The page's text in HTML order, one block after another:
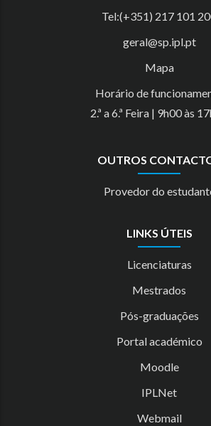
Tel:(+351) 217 101
geral@sp.ipl.pt
Mapa
Horário de
2.ª a 6.ª Feira | 9h00 às
OUTROS
Provedor do
LINKS ÚTEIS
Licenciaturas
Mestrados
Pós-graduações
Portal académico
Moodle
IPLNet
Webmail